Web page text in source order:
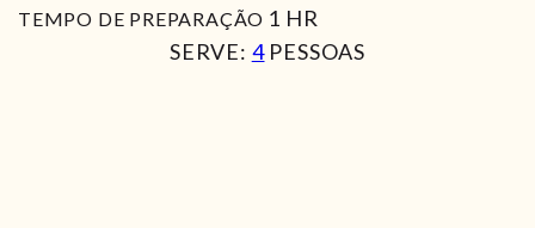
TEMPO DE PREPARAÇÃO 1 HORA
HR
SERVE: 4 PESSOAS